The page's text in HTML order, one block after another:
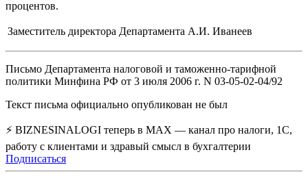
процентов.
Заместитель директора Департамента А.И. Иванеев
Письмо Департамента налоговой и таможенно-тарифной
политики Минфина РФ от 3 июля 2006 г. N 03-05-02-04/92
Текст письма официально опубликован не был
⚡ BIZNESINALOGI теперь в MAX — канал про налоги, 1С,
работу с клиентами и здравый смысл в бухгалтерии
Подписаться